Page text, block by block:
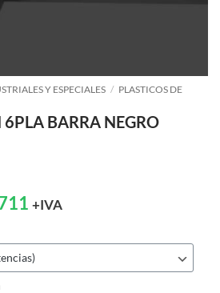
Y ESPECIALES / PLASTICOS DE
BARRA NEGRO
El
es:
$401.711.
+IVA